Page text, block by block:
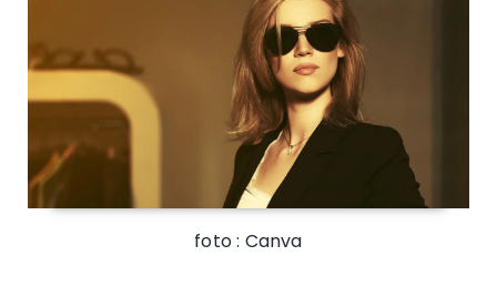
foto : Canva